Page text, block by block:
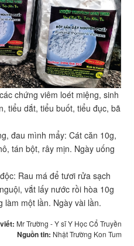
chứng viêm loét miệng, sinh
tiểu dắt, tiểu buốt, tiểu đục, bã
đau mình mẩy: Cát căn 10g,
tán bột, rây mịn. Ngày uống
Rau má để tươi rửa sạch
vắt lấy nước rồi hòa 10g
làm một lần. Ngày vài lần.
Mr Trường - Y sĩ Y Học Cổ Truyền
Nguồn tin: Nhật Trường Kon Tum